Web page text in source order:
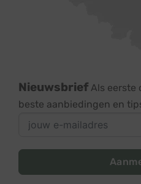
Nieuwsbrief Als eerste
beste aanbiedingen en